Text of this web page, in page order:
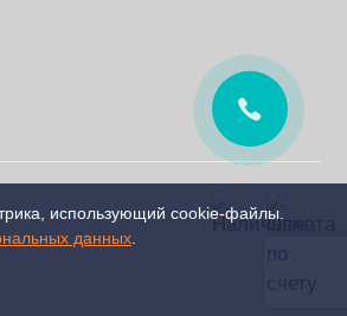
использующий cookie-файлы.
данных